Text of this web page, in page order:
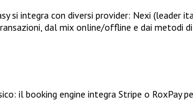
si integra con diversi provider: Nexi (leader
dal mix online/offline e dai
il booking engine integra Stripe o RoxPay